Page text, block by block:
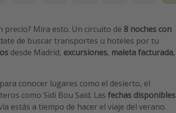
precio? Mira esto. Un circuito de 8 noches con
de buscar transportes u hoteles por tu
desde Madrid, excursiones, maleta facturada,
conocer lugares como el desierto, el
como Sidi Bou Said. Las fechas disponibles
estás a tiempo de hacer el viaje del verano.